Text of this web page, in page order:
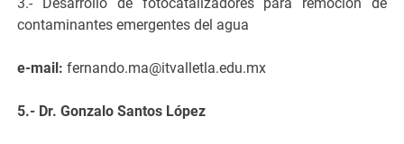
contaminantes emergentes del agua
e-mail: fernando.ma@itvalletla.edu.mx
5.- Dr. Gonzalo Santos López